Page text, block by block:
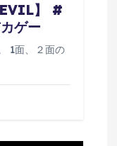
】 #
ゲー
1面、２面の